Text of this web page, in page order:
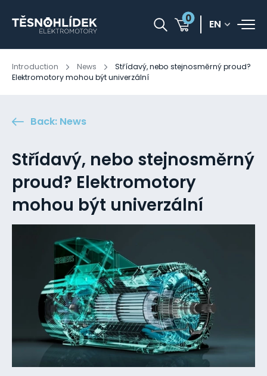
0 EN
Introduction News
Střídavý, nebo stejnosměrný proud?
Elektromotory mohou být univerzální
Back: News
Střídavý, nebo stejnosměrný
proud? Elektromotory
mohou být univerzální